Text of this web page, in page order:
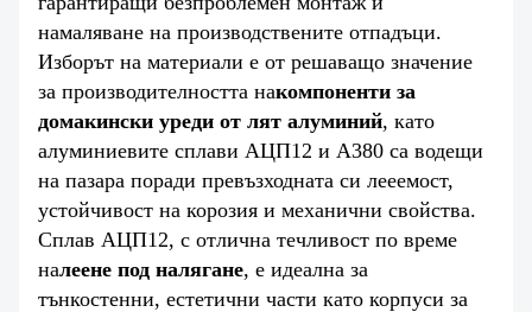
намаляване на производствените отпадъци.
Изборът на материали е от решаващо значение
за производителността накомпоненти за
домакински уреди от лят алуминий, като
алуминиевите сплави АЦП12 и A380 са водещи
на пазара поради превъзходната си лееемост,
устойчивост на корозия и механични свойства.
Сплав АЦП12, с отлична течливост по време
налеене под налягане, е идеална за
тънкостенни, естетични части като корпуси за